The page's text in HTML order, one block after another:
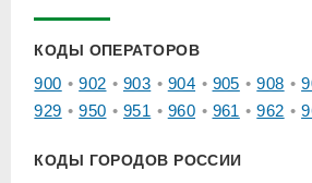
КОДЫ ОПЕРАТОРОВ
900 902 903 904 905 908
929
950 951 960 961 962
КОДЫ ГОРОДОВ РОССИИ